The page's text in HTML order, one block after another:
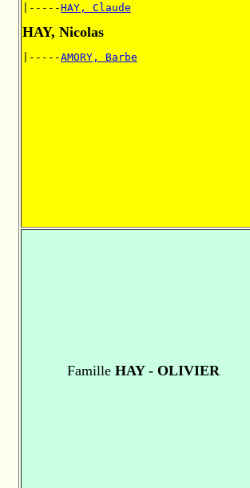
|-----HAY, Claude
HAY, Nicolas
|-----AMORY, Barbe
Famille HAY - OLIVIER